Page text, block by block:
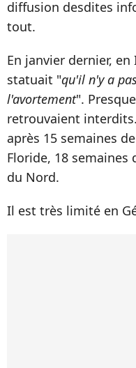
diffusion desdites
tout.
En janvier dernier,
statuait "qu'il n'y a
l'avortement".
retrouvaient
après 15 semaines
Floride, 18 semaines
du Nord.
Il est très limité en